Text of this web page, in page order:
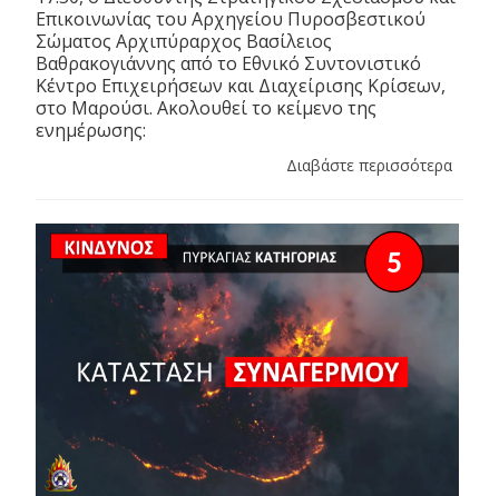
Επικοινωνίας του Αρχηγείου Πυροσβεστικού
Σώματος Αρχιπύραρχος Βασίλειος
Βαθρακογιάννης από το Εθνικό Συντονιστικό
Κέντρο Επιχειρήσεων και Διαχείρισης Κρίσεων,
στο Μαρούσι. Ακολουθεί το κείμενο της
ενημέρωσης:
Διαβάστε περισσότερα